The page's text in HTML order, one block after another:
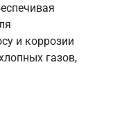
и коррозии
газов,